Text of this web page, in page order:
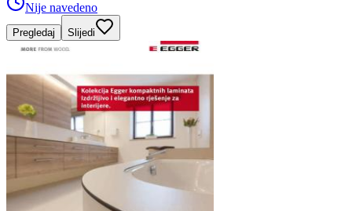
Nije navedeno
Pregledaj Slijedi